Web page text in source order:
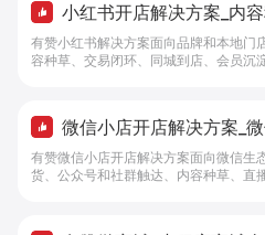
小红书开店解决方案_内
化工具 - 做生意, 找有赞
有赞小红书解决方案面向品牌和本地门
容种草、交易闭环、同城到店、会员沉
微信小店开店解决方案_
经营 - 做生意, 找有赞
有赞微信小店开店解决方案面向微信生
货、公众号和社群触达、内容种草、直